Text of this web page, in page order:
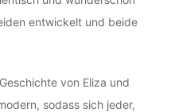
entwickelt und beide
von Eliza und
sodass sich jeder,